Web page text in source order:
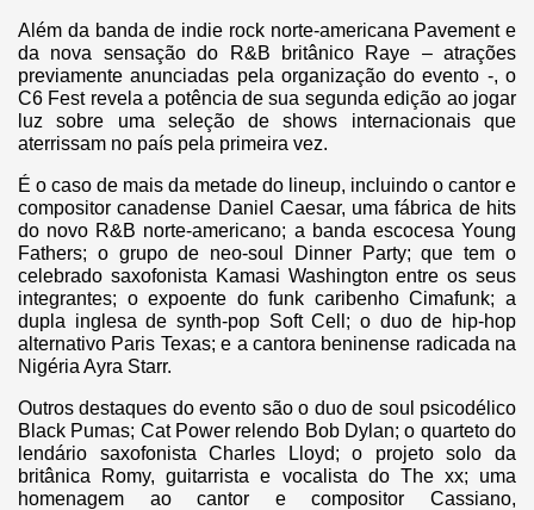
Além da banda de indie rock norte-americana Pavement e
da nova sensação do R&B britânico Raye – atrações
previamente anunciadas pela organização do evento -, o
C6 Fest revela a potência de sua segunda edição ao jogar
luz sobre uma seleção de shows internacionais que
aterrissam no país pela primeira vez.
É o caso de mais da metade do lineup, incluindo o cantor e
compositor canadense Daniel Caesar, uma fábrica de hits
do novo R&B norte-americano; a banda escocesa Young
Fathers; o grupo de neo-soul Dinner Party; que tem o
celebrado saxofonista Kamasi Washington entre os seus
integrantes; o expoente do funk caribenho Cimafunk; a
dupla inglesa de synth-pop Soft Cell; o duo de hip-hop
alternativo Paris Texas; e a cantora beninense radicada na
Nigéria Ayra Starr.
Outros destaques do evento são o duo de soul psicodélico
Black Pumas; Cat Power relendo Bob Dylan; o quarteto do
lendário saxofonista Charles Lloyd; o projeto solo da
britânica Romy, guitarrista e vocalista do The xx; uma
homenagem ao cantor e compositor Cassiano,